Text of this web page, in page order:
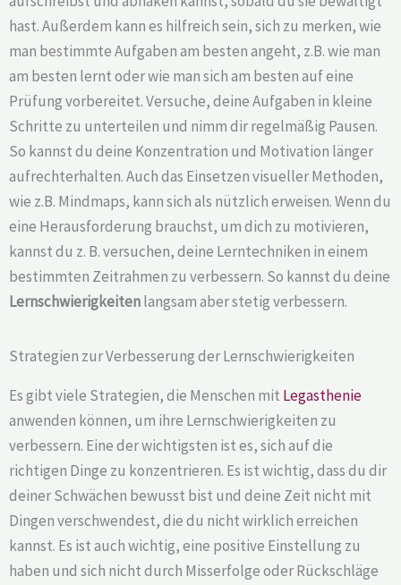
hast. Außerdem kann es hilfreich sein, sich zu merken, wie
man bestimmte Aufgaben am besten angeht, z.B. wie man
am besten lernt oder wie man sich am besten auf eine
Prüfung vorbereitet. Versuche, deine Aufgaben in kleine
Schritte zu unterteilen und nimm dir regelmäßig Pausen.
So kannst du deine Konzentration und Motivation länger
aufrechterhalten. Auch das Einsetzen visueller Methoden,
wie z.B. Mindmaps, kann sich als nützlich erweisen. Wenn du
eine Herausforderung brauchst, um dich zu motivieren,
kannst du z. B. versuchen, deine Lerntechniken in einem
bestimmten Zeitrahmen zu verbessern. So kannst du deine
Lernschwierigkeitenlangsam aber stetig verbessern.
Strategien zur Verbesserung der Lernschwierigkeiten
Es gibt viele Strategien, die Menschen mit Legasthenie
anwenden können, um ihre Lernschwierigkeiten zu
verbessern. Eine der wichtigsten ist es, sich auf die
richtigen Dinge zu konzentrieren. Es ist wichtig, dass du dir
deiner Schwächen bewusst bist und deine Zeit nicht mit
Dingen verschwendest, die du nicht wirklich erreichen
kannst. Es ist auch wichtig, eine positive Einstellung zu
haben und sich nicht durch Misserfolge oder Rückschläge